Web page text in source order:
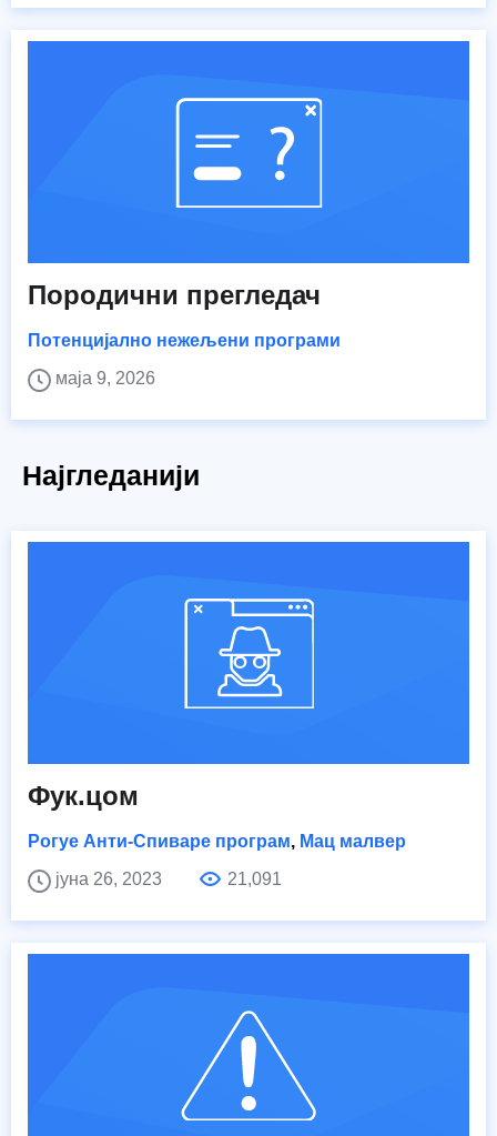
Породични прегледач
Потенцијално нежељени програми
маја 9, 2026
Најгледанији
Фук.цом
Рогуе Анти-Спиваре програм, Мац малвер
јуна 26, 2023
21,091